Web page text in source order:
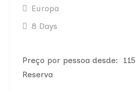
Europa
8 Days
Preço por pessoa desde:
Reserva